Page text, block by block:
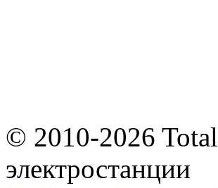
© 2010-2026
электростанции